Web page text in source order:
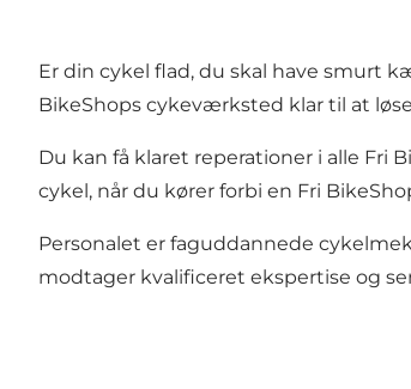
Er din cykel flad, du skal have smurt
BikeShops cykeværksted klar til at
Du kan få klaret reperationer i alle Fri
cykel, når du kører forbi en Fri
Personalet er faguddannede
modtager kvalificeret ekspertise og